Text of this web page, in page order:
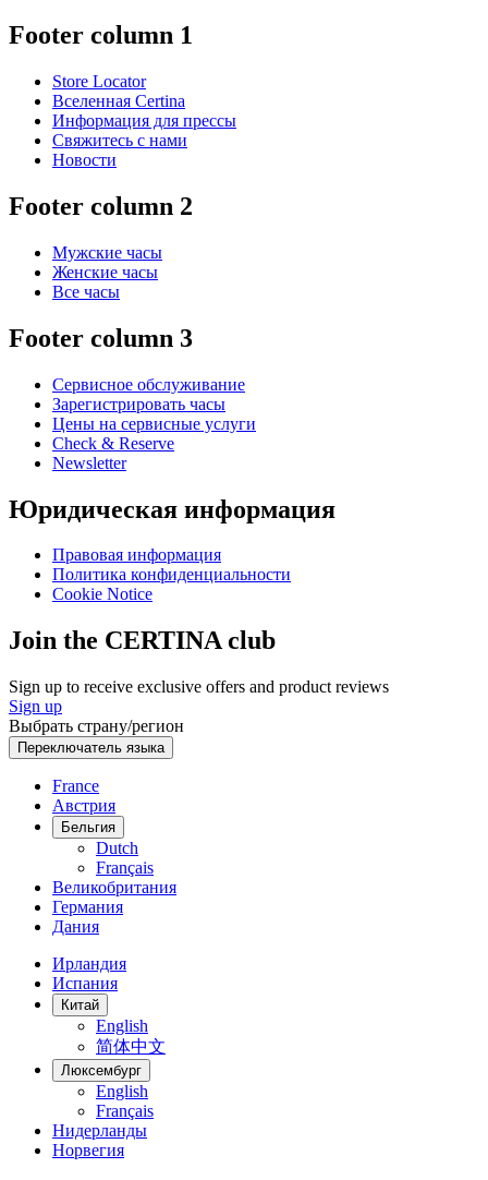
Footer column 1
Store Locator
Вселенная Certina
Информация для прессы
Свяжитесь с нами
Новости
Footer column 2
Мужские часы
Женские часы
Все часы
Footer column 3
Сервисное обслуживание
Зарегистрировать часы
Цены на сервисные услуги
Check & Reserve
Newsletter
Юридическая информация
Правовая информация
Политика конфиденциальности
Cookie Notice
Join the CERTINA club
Sign up to receive exclusive offers and product reviews
Sign up
Выбрать страну/регион
Переключатель языка
France
Австрия
Бельгия
Dutch
Français
Великобритания
Германия
Дания
Ирландия
Испания
Китай
English
简体中文
Люксембург
English
Français
Нидерланды
Норвегия